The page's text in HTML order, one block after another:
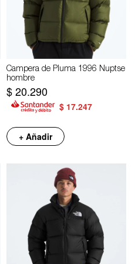
Campera de Pluma 1996 Nuptse
hombre
$20.290
$ 17.247
+ Añadir